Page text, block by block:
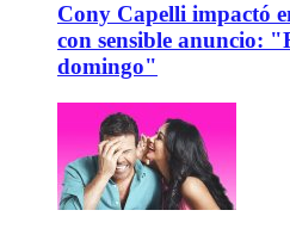
Cony Capelli impactó
con sensible anuncio:
domingo"